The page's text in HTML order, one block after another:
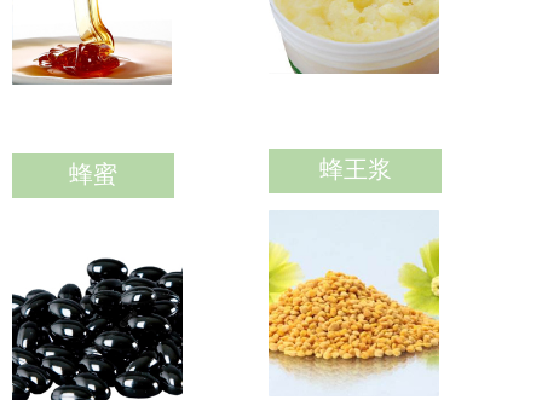
蜂蜜 蜂王浆